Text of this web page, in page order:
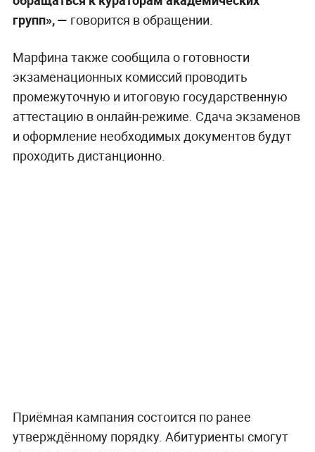
групп», — говорится в обращении.
Марфина также сообщила о готовности
экзаменационных комиссий проводить
промежуточную и итоговую государственную
аттестацию в онлайн-режиме. Сдача экзаменов
и оформление необходимых документов будут
проходить дистанционно.
Приёмная кампания состоится по ранее
утверждённому порядку. Абитуриенты смогут